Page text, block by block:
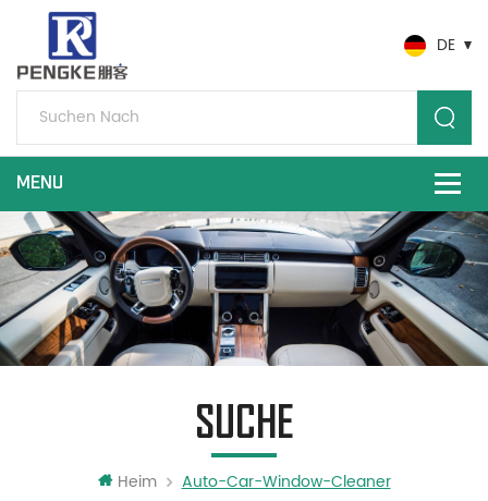
DE
SUCHE
Heim Auto-Car-Window-Cleaner